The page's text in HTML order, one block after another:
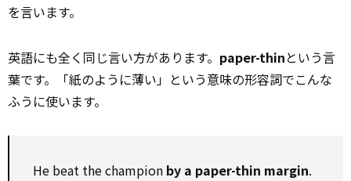
を言います。
英語にも全く同じ言い方があります。 paper-thinという言
葉です。「紙のように薄い」という意味の形容詞でこんな
ふうに使います。
He beat the champion by a paper-thin margin.